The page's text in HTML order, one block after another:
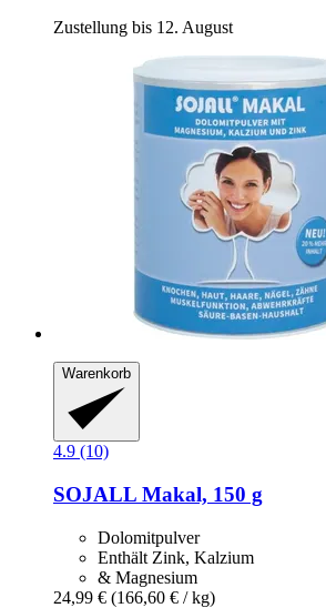
Zustellung bis 12. August
Warenkorb
4.9 (10)
SOJALL Makal, 150 g
Dolomitpulver
Enthält Zink, Kalzium
& Magnesium
24,99 € (166,60 € / kg)